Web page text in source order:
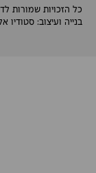
כל הזכויות שמורות
בנייה ועיצוב: סטודיו